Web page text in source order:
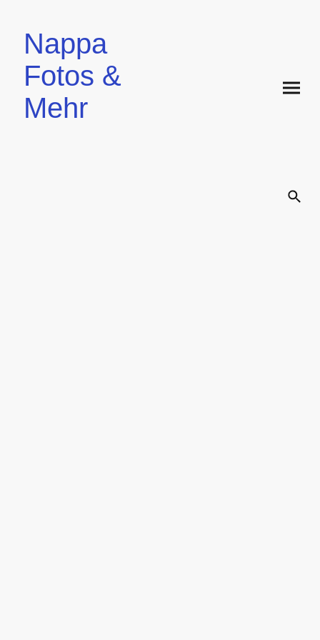
Nappa
Fotos &
Mehr